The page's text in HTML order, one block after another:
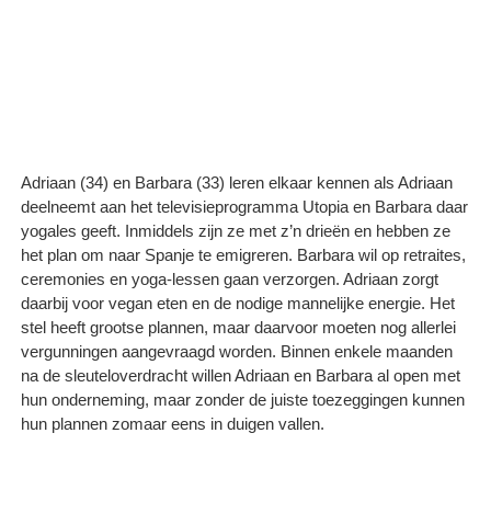
Adriaan (34) en Barbara (33) leren elkaar kennen als Adriaan
deelneemt aan het televisieprogramma Utopia en Barbara daar
yogales geeft. Inmiddels zijn ze met z’n drieën en hebben ze
het plan om naar Spanje te emigreren. Barbara wil op retraites,
ceremonies en yoga-lessen gaan verzorgen. Adriaan zorgt
daarbij voor vegan eten en de nodige mannelijke energie. Het
stel heeft grootse plannen, maar daarvoor moeten nog allerlei
vergunningen aangevraagd worden. Binnen enkele maanden
na de sleuteloverdracht willen Adriaan en Barbara al open met
hun onderneming, maar zonder de juiste toezeggingen kunnen
hun plannen zomaar eens in duigen vallen.